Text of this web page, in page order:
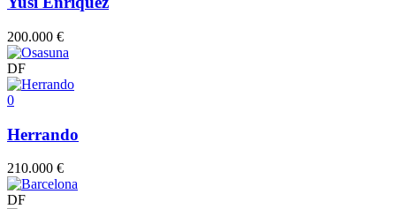
200.000 €
DF
0
Herrando
210.000 €
DF